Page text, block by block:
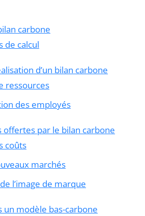
carbone
de calcul
d’un bilan carbone
ressources
des employés
par le bilan carbone
coûts
marchés
l’image de marque
un modèle bas-carbone